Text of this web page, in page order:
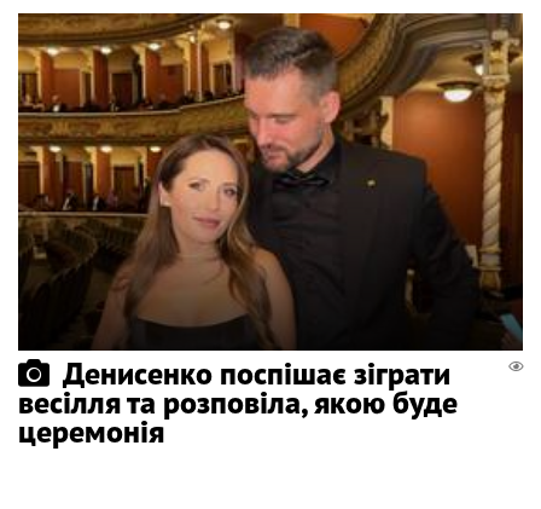
Денисенко поспішає зіграти
весілля та розповіла, якою буде
церемонія